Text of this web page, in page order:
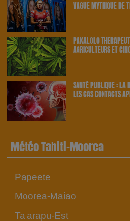
VAGUE MYTHIQUE DE
PAKALOLO
AGRICULTEURS ET
SANTÉ PUBLIQUE : LA
LES CAS CONTACTS
Météo Tahiti-Moorea
Papeete
Moorea-Maiao
Taiarapu-Est